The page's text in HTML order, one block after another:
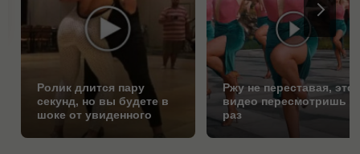
Ролик длится пару
секунд, но вы будете в
шоке от увиденного
Ржу не переставая, это
видео пересмотришь
раз